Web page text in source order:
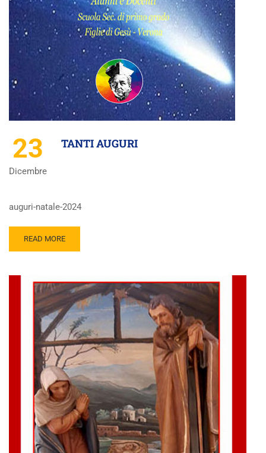
23
Dicembre
TANTI AUGURI
auguri-natale-2024
READ MORE